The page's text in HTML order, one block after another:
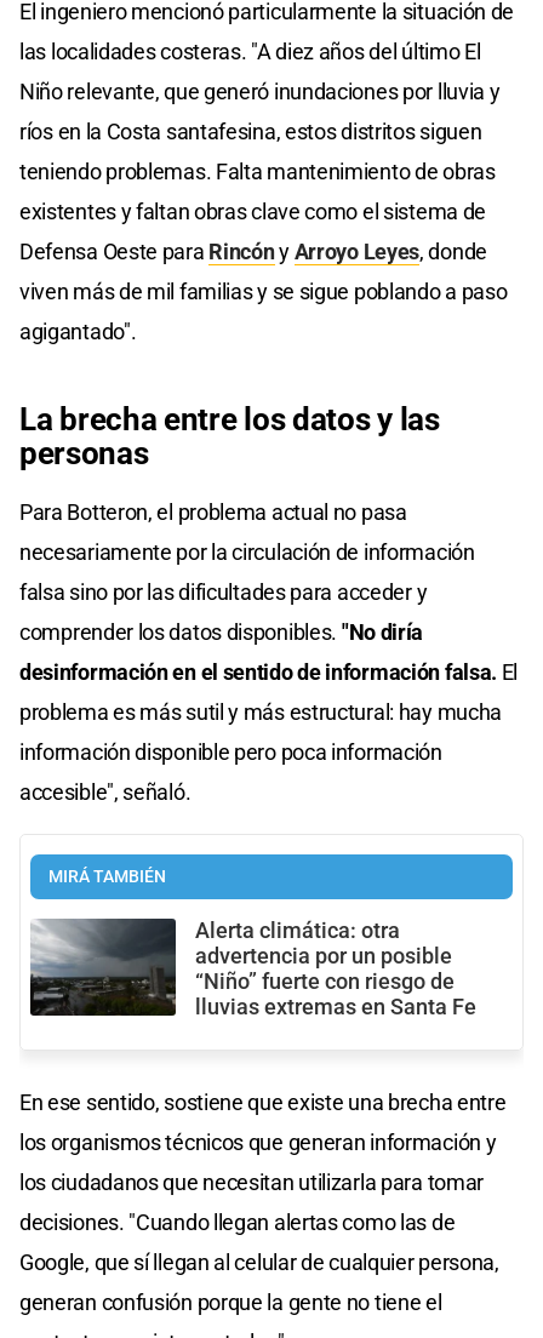
El ingeniero mencionó particularmente la situación de
las localidades costeras. "A diez años del último El
Niño relevante, que generó inundaciones por lluvia y
ríos en la Costa santafesina, estos distritos siguen
teniendo problemas. Falta mantenimiento de obras
existentes y faltan obras clave como el sistema de
Defensa Oeste para RincónyArroyo Leyes, donde
viven más de mil familias y se sigue poblando a paso
agigantado".
La brecha entre los datos y las
personas
Para Botteron, el problema actual no pasa
necesariamente por la circulación de información
falsa sino por las dificultades para acceder y
comprender los datos disponibles. "No diría
desinformación en el sentido de información falsa. El
problema es más sutil y más estructural: hay mucha
información disponible pero poca información
accesible", señaló.
MIRÁ TAMBIÉN
Alerta climática: otra
advertencia por un posible
“Niño” fuerte con riesgo de
lluvias extremas en Santa Fe
En ese sentido, sostiene que existe una brecha entre
los organismos técnicos que generan información y
los ciudadanos que necesitan utilizarla para tomar
decisiones. "Cuando llegan alertas como las de
Google, que sí llegan al celular de cualquier persona,
generan confusión porque la gente no tiene el